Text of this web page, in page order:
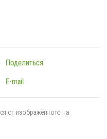
Поделиться
E-mail
от изображённого на